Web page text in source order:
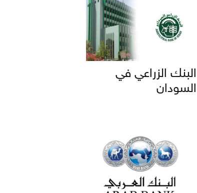
البنك الزراعي في
السودان